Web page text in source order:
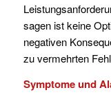
sagen ist keine
negativen
zu vermehrten
Symptome und